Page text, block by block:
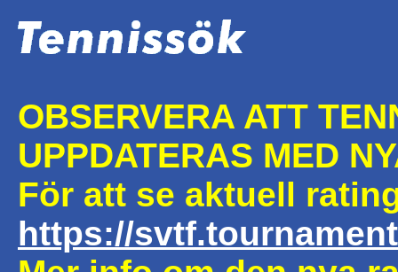
OBSERVERA ATT
UPPDATERAS MED
För att se aktuell
https://